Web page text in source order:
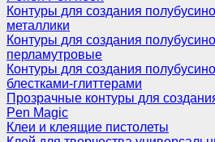
Контуры для создания
металлики
Контуры для создания
перламутровые
Контуры для создания
блестками-глиттерами
Прозрачные контуры для
Pen Magic
Клеи и клеящие пистолеты